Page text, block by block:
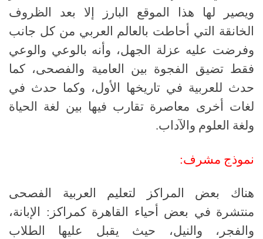
ويصير لها هذا الموقع البارز إلا بعد الظروف
الخانقة التي أحاطت بالعالم العربي من كل جانب
وفرضت عليه عزلة الجهل، وأنه بالوعي والوعي
فقط تضيق الفجوة بين العامية والفصحى، كما
حدث للعربية في تاريخها الأول، وكما حدث في
لغات أخرى معاصرة تقارب فيها بين لغة الحياة
ولغة العلوم والآداب.
نموذج مشرف:
هناك بعض المراكز لتعليم العربية الفصحى
منتشرة في بعض أحياء القاهرة كمراكز: الإبانة،
والفجر، والنيل، حيث يقبل عليها الطلاب